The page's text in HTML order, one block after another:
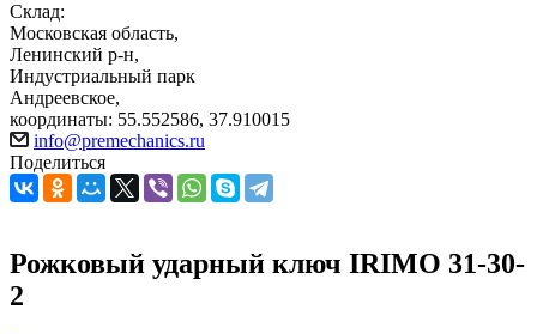
Склад:
Московская область,
Ленинский р-н,
Индустриальный парк
Андреевское,
координаты: 55.552586, 37.910015
info@premechanics.ru
Поделиться
Рожковый ударный ключ IRIMO 31-30-
2